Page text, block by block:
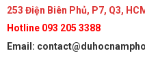
253 Điện Biên Phủ, P7, Q3,
Hotline 093 205 3388
Email: